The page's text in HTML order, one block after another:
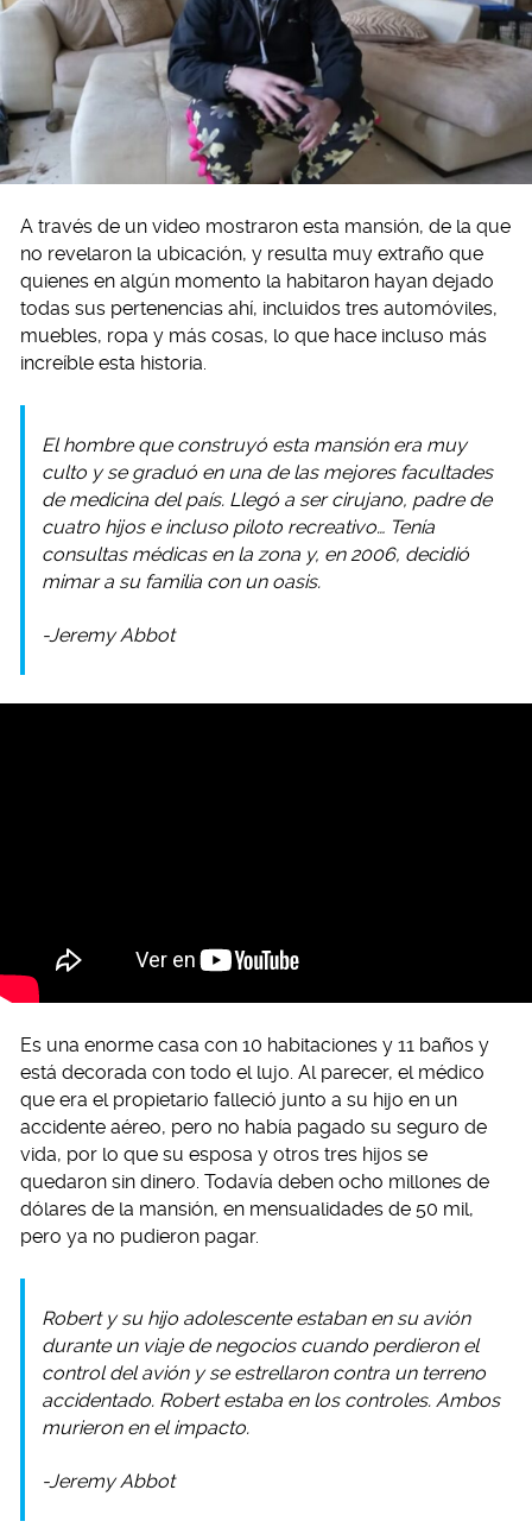
A través de un video mostraron esta mansión, de la que
no revelaron la ubicación, y resulta muy extraño que
quienes en algún momento la habitaron hayan dejado
todas sus pertenencias ahí, incluidos tres automóviles,
muebles, ropa y más cosas, lo que hace incluso más
increíble esta historia.
El hombre que construyó esta mansión era muy
culto y se graduó en una de las mejores facultades
de medicina del país. Llegó a ser cirujano, padre de
cuatro hijos e incluso piloto recreativo… Tenía
consultas médicas en la zona y, en 2006, decidió
mimar a su familia con un oasis.
-Jeremy Abbot
Es una enorme casa con 10 habitaciones y 11 baños y
está decorada con todo el lujo. Al parecer, el médico
que era el propietario falleció junto a su hijo en un
accidente aéreo, pero no había pagado su seguro de
vida, por lo que su esposa y otros tres hijos se
quedaron sin dinero. Todavía deben ocho millones de
dólares de la mansión, en mensualidades de 50 mil,
pero ya no pudieron pagar.
Robert y su hijo adolescente estaban en su avión
durante un viaje de negocios cuando perdieron el
control del avión y se estrellaron contra un terreno
accidentado. Robert estaba en los controles. Ambos
murieron en el impacto.
-Jeremy Abbot